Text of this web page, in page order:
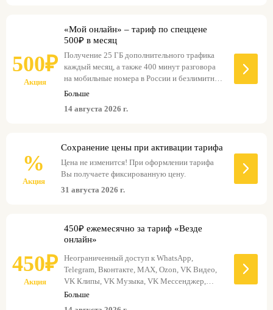
500₽
Акция
«Мой онлайн» – тариф по спеццене
500₽ в месяц
Получение 25 ГБ дополнительного трафика
каждый месяц, а также 400 минут разговора
на мобильные номера в России и безлимитные
звонки на номера T2 в России.
Больше
14 августа 2026 г.
%
Акция
Сохранение цены при активации тарифа
Цена не изменится! При оформлении тарифа
Вы получаете фиксированную цену.
31 августа 2026 г.
450₽
Акция
450₽ ежемесячно за тариф «Везде
онлайн»
Неограниченный доступ к WhatsApp,
Telegram, Вконтакте, MAX, Ozon, VK Видео,
VK Клипы, VK Музыка, VK Мессенджер,
Одноклассники, Wildberries, Lamoda, и Авито.
Этот тарифный план предназначен для
использования на мобильных телефонах,
Больше